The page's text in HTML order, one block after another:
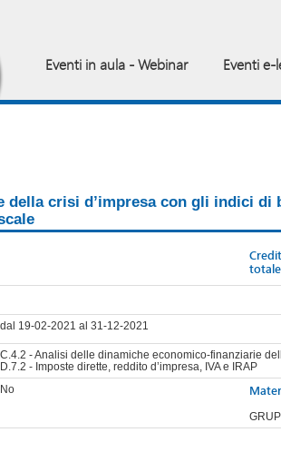
Eventi in aula - Webinar Eventi
della crisi d’impresa con gli indici
totale
dal 19-02-2021 al 31-12-2021
C.4.2 - Analisi delle dinamiche economico-finanziarie
D.7.2 - Imposte dirette, reddito d’impresa, IVA e IRAP
No